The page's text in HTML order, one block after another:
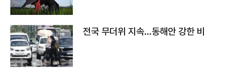
전국 무더위 지속…동해안 강한 비